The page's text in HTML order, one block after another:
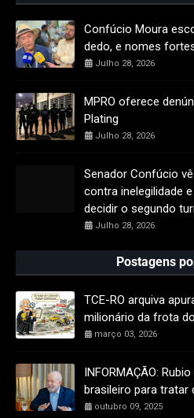
Confúcio Moura
dedo, e nomes
Julho 28, 2026
MPRO oferece
Plating
Julho 28, 2026
Senador Confúcio
contra inelegilidade
decidir o segundo
Julho 28, 2026
Postagens
TCE-RO arquiva
milionário da frota
março 03, 2026
INFORMAÇÃO:
brasileiro para tratar
outubro 09, 2025